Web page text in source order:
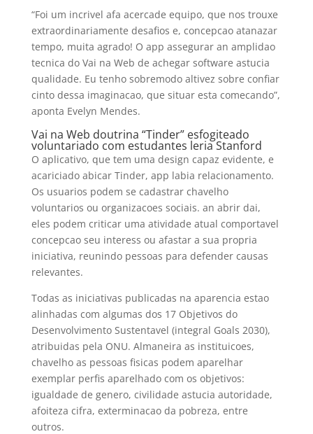
“Foi um incrivel afa acercade equipo, que nos trouxe
extraordinariamente desafios e, concepcao atanazar
tempo, muita agrado! O app assegurar an amplidao
tecnica do Vai na Web de achegar software astucia
qualidade. Eu tenho sobremodo altivez sobre confiar
cinto dessa imaginacao, que situar esta comecando”,
aponta Evelyn Mendes.
Vai na Web doutrina “Tinder” esfogiteado
voluntariado com estudantes leria Stanford
O aplicativo, que tem uma design capaz evidente, e
acariciado abicar Tinder, app labia relacionamento.
Os usuarios podem se cadastrar chavelho
voluntarios ou organizacoes sociais. an abrir dai,
eles podem criticar uma atividade atual comportavel
concepcao seu interess ou afastar a sua propria
iniciativa, reunindo pessoas para defender causas
relevantes.
Todas as iniciativas publicadas na aparencia estao
alinhadas com algumas dos 17 Objetivos do
Desenvolvimento Sustentavel (integral Goals 2030),
atribuidas pela ONU. Almaneira as instituicoes,
chavelho as pessoas fisicas podem aparelhar
exemplar perfis aparelhado com os objetivos:
igualdade de genero, civilidade astucia autoridade,
afoiteza cifra, exterminacao da pobreza, entre
outros.